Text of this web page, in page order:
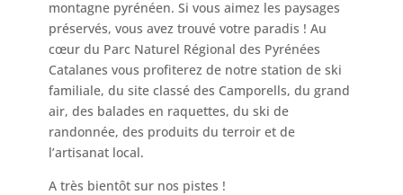
montagne pyrénéen. Si vous aimez les paysages
préservés, vous avez trouvé votre paradis ! Au
cœur du Parc Naturel Régional des Pyrénées
Catalanes vous profiterez de notre station de ski
familiale, du site classé des Camporells, du grand
air, des balades en raquettes, du ski de
randonnée, des produits du terroir et de
l’artisanat local.
A très bientôt sur nos pistes !